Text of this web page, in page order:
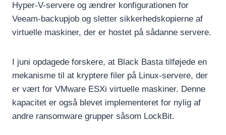
Hyper-V-servere og ændrer konfigurationen for
Veeam-backupjob og sletter sikkerhedskopierne af
virtuelle maskiner, der er hostet på sådanne servere.
I juni opdagede forskere, at Black Basta tilføjede en
mekanisme til at kryptere filer på Linux-servere, der
er vært for VMware ESXi virtuelle maskiner. Denne
kapacitet er også blevet implementeret for nylig af
andre ransomware grupper såsom LockBit.